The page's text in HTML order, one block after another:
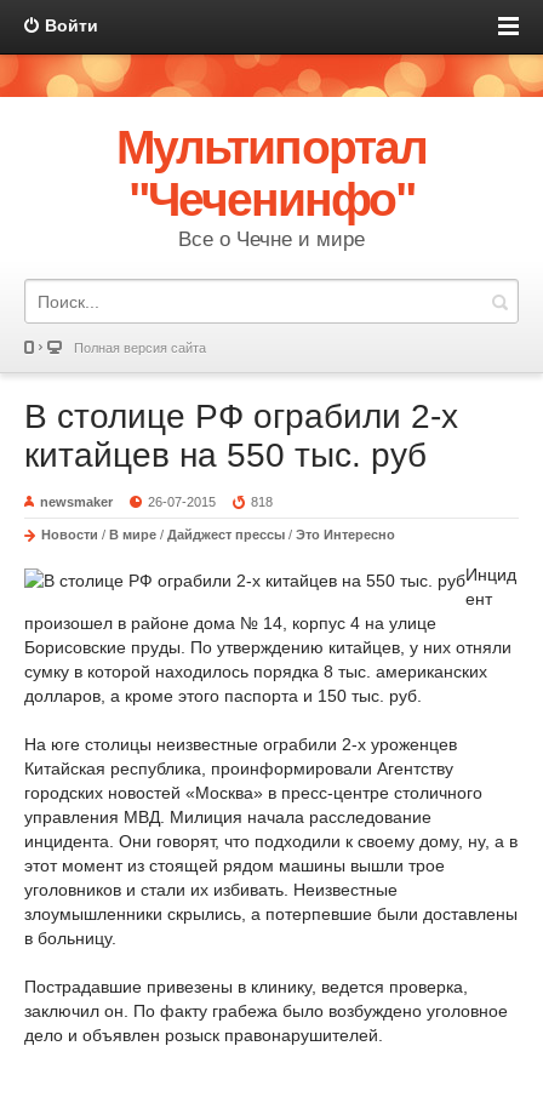
Войти
Мультипортал
"Чеченинфо"
Все о Чечне и мире
Полная версия сайта
В столице РФ ограбили 2-х
китайцев на 550 тыс. руб
newsmaker 26-07-2015 818
Новости / В мире / Дайджест прессы / Это Интересно
Инцид
ент
произошел в районе дома № 14, корпус 4 на улице
Борисовские пруды. По утверждению китайцев, у них отняли
сумку в которой находилось порядка 8 тыс. американских
долларов, а кроме этого паспорта и 150 тыс. руб.
На юге столицы неизвестные ограбили 2-х уроженцев
Китайская республика, проинформировали Агентству
городских новостей «Москва» в пресс-центре столичного
управления МВД. Милиция начала расследование
инцидента. Они говорят, что подходили к своему дому, ну, а в
этот момент из стоящей рядом машины вышли трое
уголовников и стали их избивать. Неизвестные
злоумышленники скрылись, а потерпевшие были доставлены
в больницу.
Пострадавшие привезены в клинику, ведется проверка,
заключил он. По факту грабежа было возбуждено уголовное
дело и объявлен розыск правонарушителей.